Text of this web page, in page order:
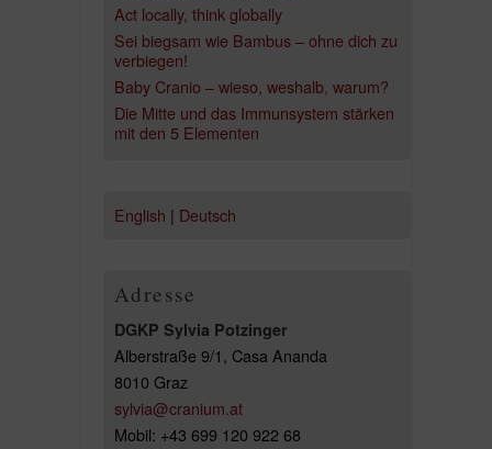
Act locally, think globally
Sei biegsam wie Bambus – ohne dich zu
verbiegen!
Baby Cranio – wieso, weshalb, warum?
Die Mitte und das Immunsystem stärken
mit den 5 Elementen
English | Deutsch
Adresse
DGKP Sylvia Potzinger
Alberstraße 9/1, Casa Ananda
8010 Graz
sylvia@cranium.at
Mobil: +43 699 120 922 68